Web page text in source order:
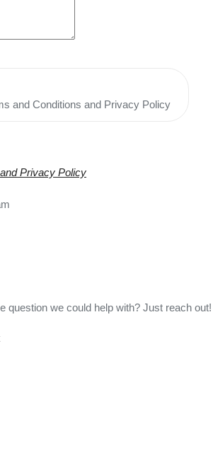
and Conditions and Privacy Policy
Privacy Policy
question we could help with? Just reach out!